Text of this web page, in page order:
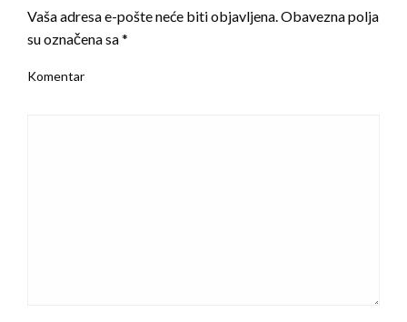
Vaša adresa e-pošte neće biti objavljena. Obavezna polja
su označena sa*
Komentar